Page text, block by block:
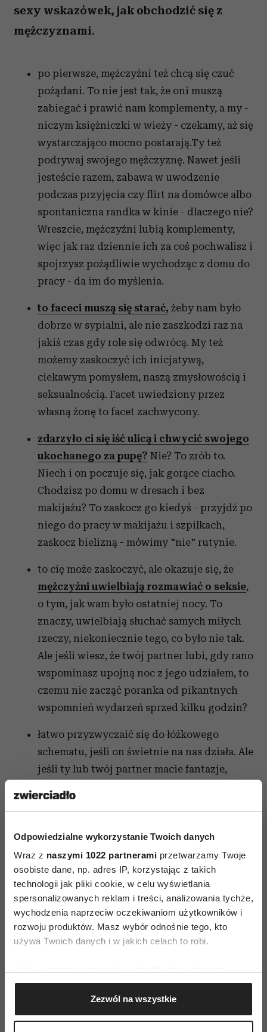
Odpowiedzialne wykorzystanie Twoich danych
Wraz z naszymi 1022 partnerami przetwarzamy Twoje
osobiste dane, np. adres IP, korzystając z takich
technologii jak pliki cookie, w celu wyświetlania
spersonalizowanych reklam i treści, analizowania tychże,
wychodzenia naprzeciw oczekiwaniom użytkowników i
rozwoju produktów. Masz wybór odnośnie tego, kto
używa Twoich danych i w jakich celach to robi.
Gromadzić dane dotyczące Twojej lokalizacji
geograficznej z dokładnością nawet do kilku metrów
Identyfikować Twoje urządzenie, aktywnie
Zezwól na wszystkie
sexy wskazówek, jak obchodzić się z
mężczyznami.
po pierwsze, mężczyźni też chcą się czuć
pożądani. To nie jest tak, że oni muszą
zabiegać i prawić nam komplementy, a my -
niczym księżniczki w wieży - czekamy, aż się
wystarczająco mocno postarają.Ty też
podrywaj swojego mężczyznę. Nawet jeśli
jesteście razem, zabawa w uwodzenie
podczas przyjęcia czy flirt na domówce albo
spontaniczna randka w kinie - dlaczego nie?
Wreszcie, mężczyźni lubią komplementy,
więc jak raz dziennie ich za coś pochwalisz i
spojrzysz pożądliwie wychodząc z domu do
pracy - da im do myślenia.
to faceci muszą się starać, żeby nam było
dobrze w sypialni, ale nie zaszkodzi raz na
jakiś czas gdy role się odwrócą. My też
możemy zaskoczyć ich inicjatywą,
ciekawym pomysłem, naszą zmysłowością i
seksualnością. Facet uwiedziony przez
własną żonę to facet zachwycony.
zdarzyło ci się iść ulicą i chwycić swojego
ukochanego za pupę? Nie? To zrób to.
Niech i on poczuje się, jak gorące ciacho.
Chodzisz po domu w dresach i bez
makijażu? To zaskocz go kiedyś - przyjdź po
niego do pracy w makijażu i szpilkach,
zaskocz bielizną - mówimy "nie" rutynie.
to cię może zaskoczyć, ale okazuje się, że
mężczyźni uwielbiają rozmawiać o seksie,
o tym, jak wam było ostatniej nocy. To
znaczy, uwielbiają słuchać samych miłych
rzeczy, niekoniecznie tego, co było nie tak.
Ale jeśli wiesz, że twój partner lubi, gdy rano
wspominasz upojną noc z jego udziałem, to
czemu nie zacząć poranka od pikantnych
wspomnień wydarzeń sprzed kilku godzin?
łatwo przyzwyczaić się do łóżkowego
schematu, jeśli on świetnie na nas działa. Ale
jeśli ty lub twój partner macie fantazje,
świadomość, że zawsze możecie wrócić na
stare, utarte tory.